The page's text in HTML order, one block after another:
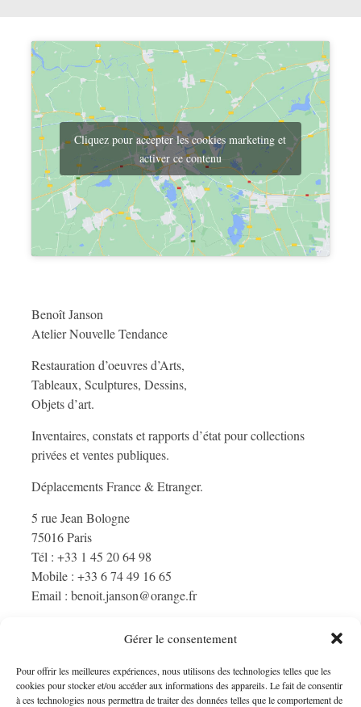
Gérer le consentement
Pour offrir les meilleures expériences, nous utilisons des technologies telles que les
cookies pour stocker et/ou accéder aux informations des appareils. Le fait de consentir
à ces technologies nous permettra de traiter des données telles que le comportement de
Cliquez pour accepter les cookies marketing et
activer ce contenu
Benoît Janson
Atelier Nouvelle Tendance
Restauration d’oeuvres d’Arts,
Tableaux, Sculptures, Dessins,
Objets d’art.
Inventaires, constats et rapports d’état pour collections
privées et ventes publiques.
Déplacements France & Etranger.
5 rue Jean Bologne
75016 Paris
Tél : +33 1 45 20 64 98
Mobile : +33 6 74 49 16 65
Email : benoit.janson@orange.fr
CONTACTEZ-NOUS